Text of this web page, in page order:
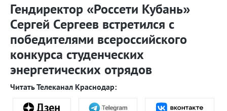
Гендиректор «Россети Кубань»
Сергей Сергеев встретился с
победителями всероссийского
конкурса студенческих
энергетических отрядов
Читать Телеканал Краснодар: